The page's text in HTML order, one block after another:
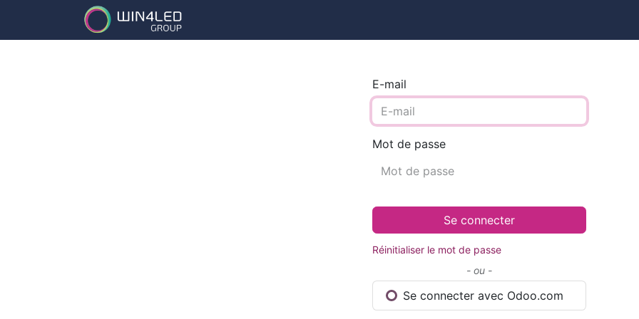
E-mail
Mot de passe
Se connecter
Réinitialiser le mot de passe
- ou -
Se connecter avec Odoo.com